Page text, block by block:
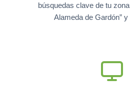
búsquedas clave de tu
Alameda de Gardón”